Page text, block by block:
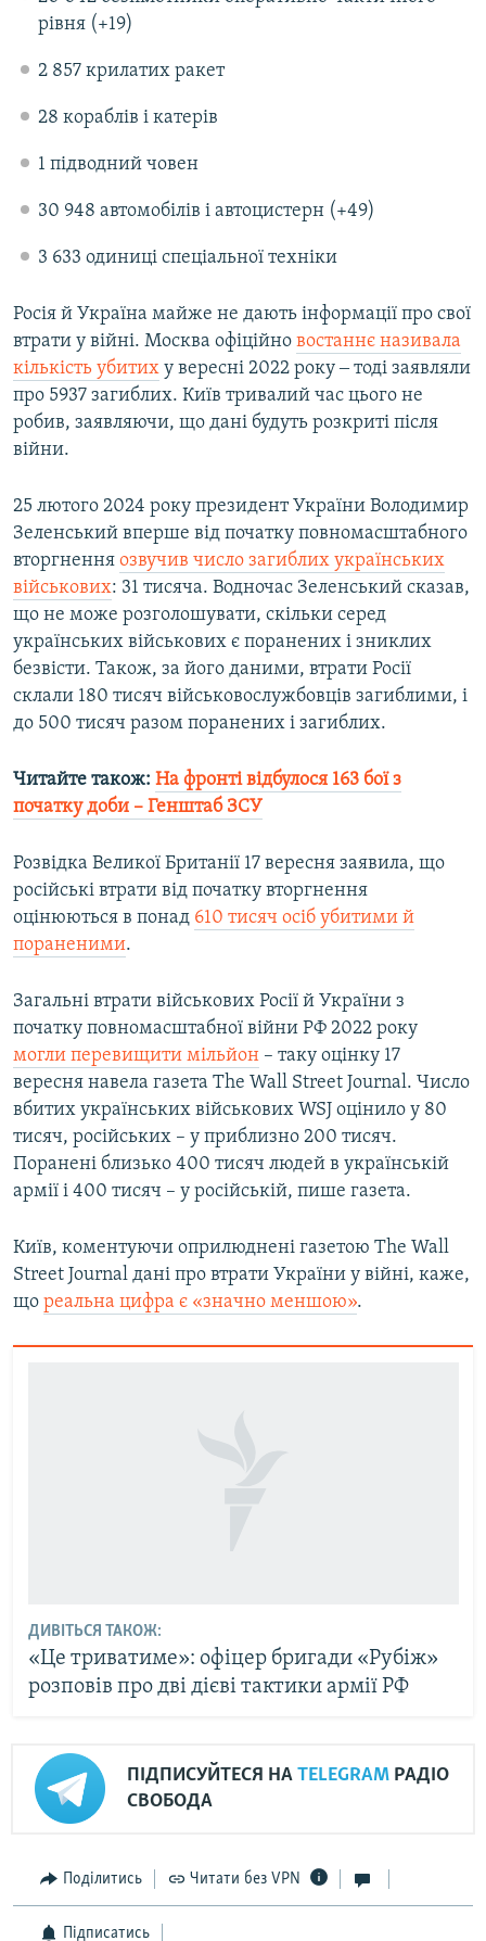
рівня (+19)
2 857 крилатих ракет
28 кораблів і катерів
1 підводний човен
30 948 автомобілів і автоцистерн (+49)
3 633 одиниці спеціальної техніки
Росія й Україна майже не дають інформації про свої
втрати у війні. Москва офіційно востаннє називала
кількість убитих у вересні 2022 року ‒ тоді заявляли
про 5937 загиблих. Київ тривалий час цього не
робив, заявляючи, що дані будуть розкриті після
війни.
25 лютого 2024 року президент України Володимир
Зеленський вперше від початку повномасштабного
вторгнення озвучив число загиблих українських
військових: 31 тисяча. Водночас Зеленський сказав,
що не може розголошувати, скільки серед
українських військових є поранених і зниклих
безвісти. Також, за його даними, втрати Росії
склали 180 тисяч військовослужбовців загиблими, і
до 500 тисяч разом поранених і загиблих.
Читайте також: На фронті відбулося 163 бої з
початку доби – Генштаб ЗСУ
Розвідка Великої Британії 17 вересня заявила, що
російські втрати від початку вторгнення
оцінюються в понад 610 тисяч осіб убитими й
пораненими.
Загальні втрати військових Росії й України з
початку повномасштабної війни РФ 2022 року
могли перевищити мільйон – таку оцінку 17
вересня навела газета The Wall Street Journal. Число
вбитих українських військових WSJ оцінило у 80
тисяч, російських – у приблизно 200 тисяч.
Поранені близько 400 тисяч людей в українській
армії і 400 тисяч – у російській, пише газета.
Київ, коментуючи оприлюднені газетою The Wall
Street Journal дані про втрати України у війні, каже,
що реальна цифра є «значно меншою».
ДИВІТЬСЯ ТАКОЖ:
«Це триватиме»: офіцер бригади «Рубіж»
розповів про дві дієві тактики армії РФ
ПІДПИСУЙТЕСЯ НА TELEGRAM РАДІО
СВОБОДА
Поділитись Читати без VPN
Підписатись